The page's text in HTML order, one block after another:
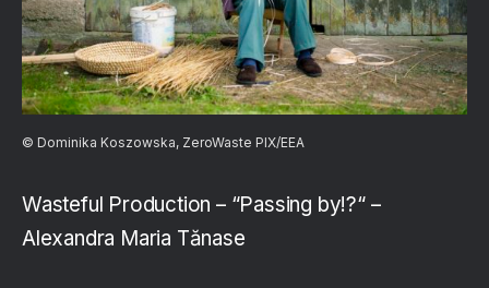
© Dominika Koszowska, ZeroWaste PIX/EEA
Wasteful Production – “Passing by!?“ –
Alexandra Maria Tănase